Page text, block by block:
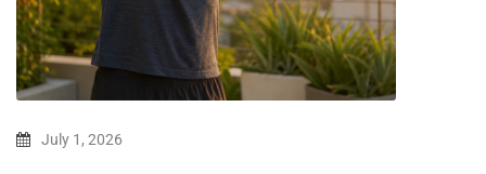
July 1, 2026